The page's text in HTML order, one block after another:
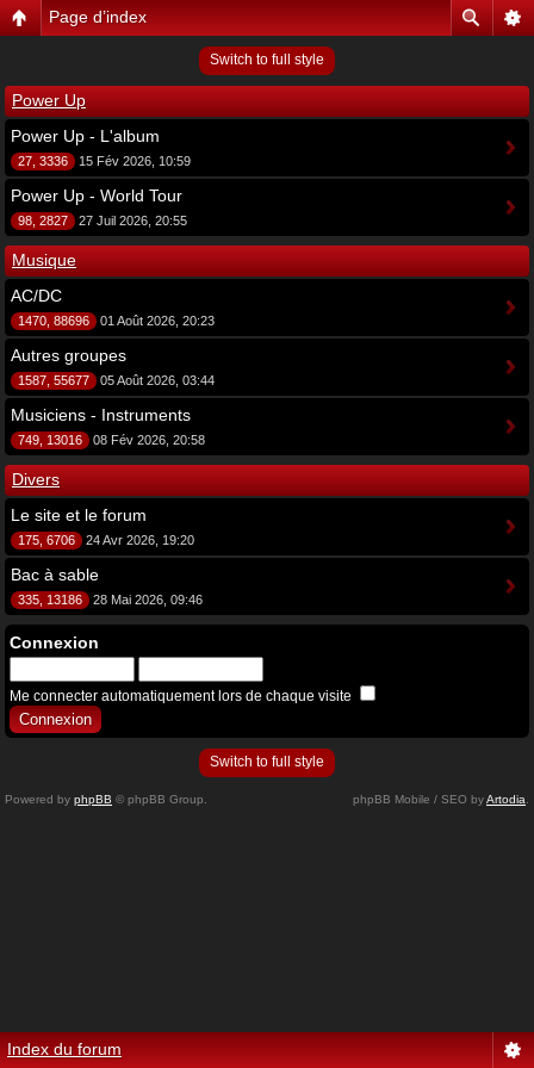
Page d’index
Switch to full style
Power Up
Power Up - L'album
27, 3336 15 Fév 2026, 10:59
Power Up - World Tour
98, 2827 27 Juil 2026, 20:55
Musique
AC/DC
1470, 88696 01 Août 2026, 20:23
Autres groupes
1587, 55677 05 Août 2026, 03:44
Musiciens - Instruments
749, 13016 08 Fév 2026, 20:58
Divers
Le site et le forum
175, 6706 24 Avr 2026, 19:20
Bac à sable
335, 13186 28 Mai 2026, 09:46
Connexion
Me connecter automatiquement lors de chaque visite
Switch to full style
Powered by phpBB © phpBB Group. phpBB Mobile / SEO byArtodia
Index du forum